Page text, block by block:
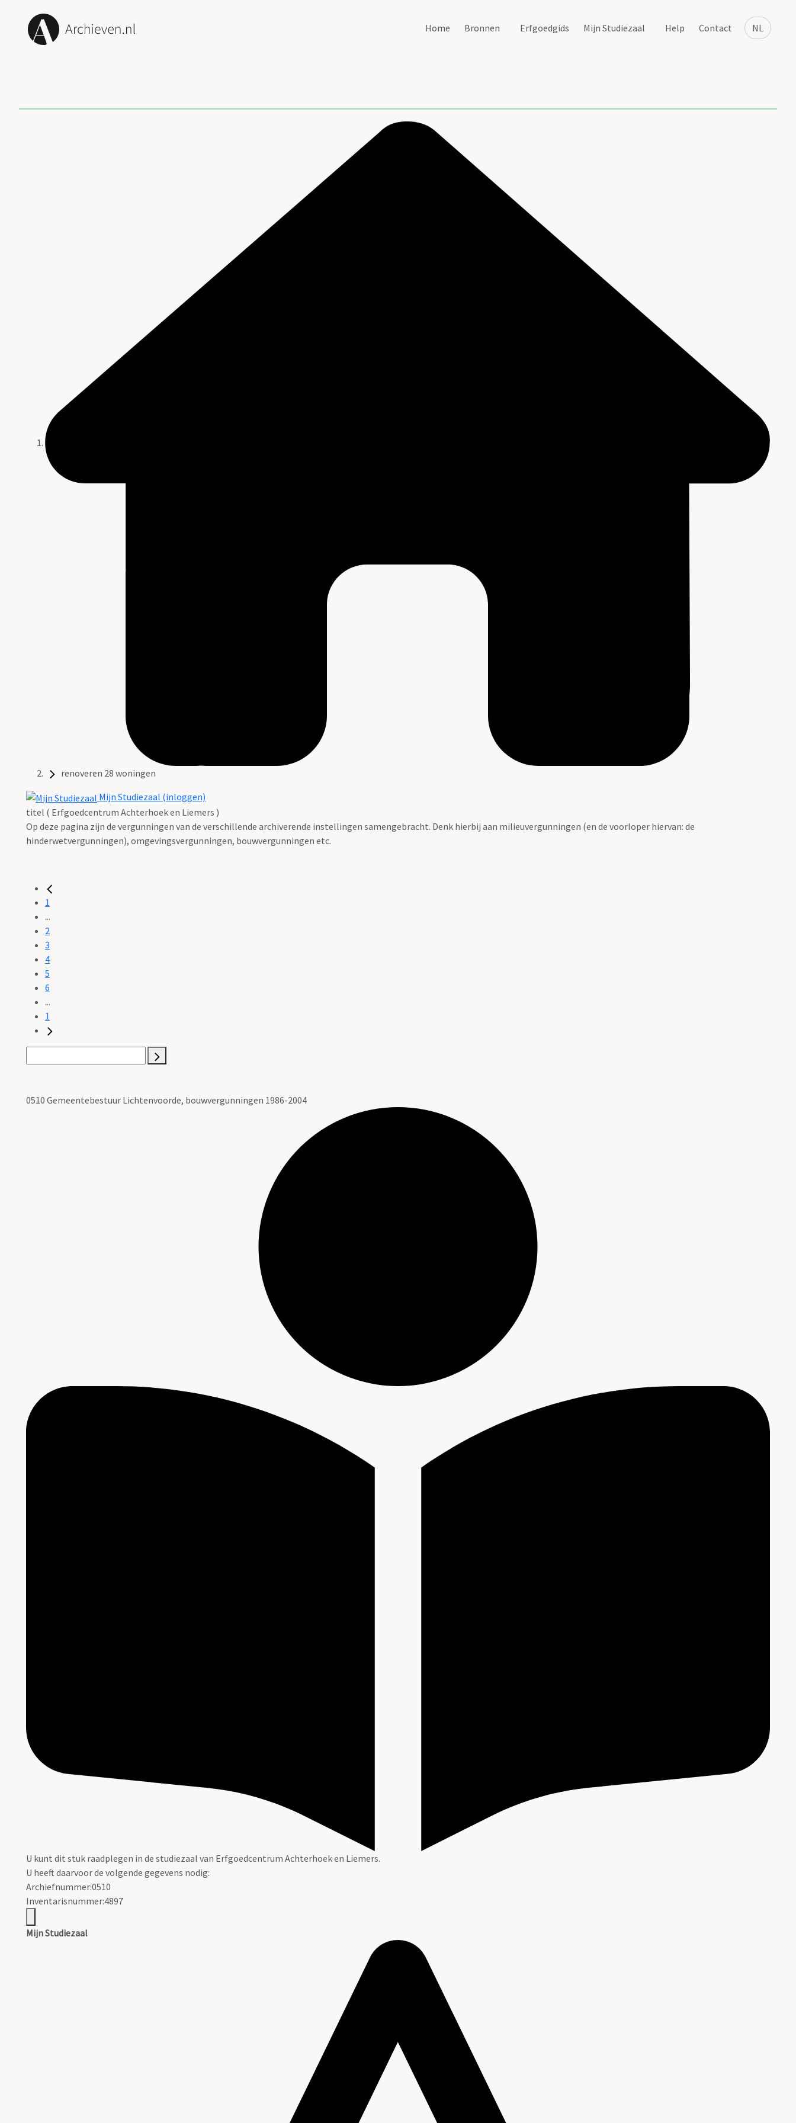
NL
Home Bronnen Erfgoedgids Mijn Studiezaal Help Contact
renoveren 28 woningen
Mijn Studiezaal (inloggen)
titel ( Erfgoedcentrum Achterhoek en Liemers )
Op deze pagina zijn de vergunningen van de verschillende archiverende instellingen samengebracht. Denk hierbij aan milieuvergunningen (en de voorloper hiervan: de
hinderwetvergunningen), omgevingsvergunningen, bouwvergunningen etc.
1
...
2
3
4
5
6
...
1
0510 Gemeentebestuur Lichtenvoorde, bouwvergunningen 1986-2004
U kunt dit stuk raadplegen in de studiezaal van Erfgoedcentrum Achterhoek en Liemers.
U heeft daarvoor de volgende gegevens nodig:
Archiefnummer:0510
Inventarisnummer:4897
Mijn Studiezaal